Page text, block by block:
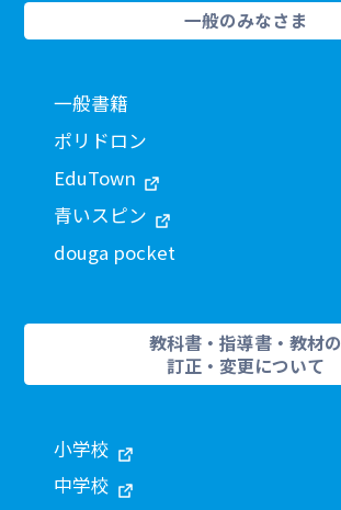
一般のみなさま
一般書籍
ポリドロン
EduTown
青いスピン
douga pocket
教科書・指導書・教材の
訂正・変更について
小学校
中学校